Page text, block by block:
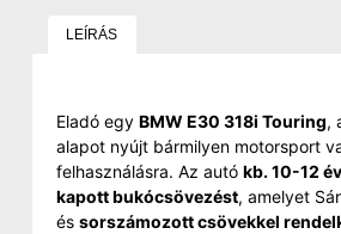
LEÍRÁS
Eladó egy BMW E30 318i Touring,
alapot nyújt bármilyen motorsport
felhasználásra. Az autó kb. 10-12
kapott bukócsövezést, amelyet
és sorszámozott csövekkel